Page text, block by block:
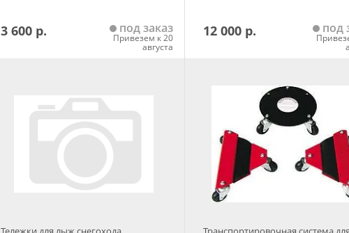
3 600 р. под заказ
Привезем к 20
августа
12 000 р. под
Тележки для лыж снегохода
Транспортировочная система для